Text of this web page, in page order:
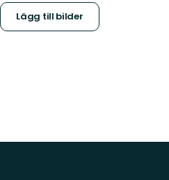
Lägg till bilder